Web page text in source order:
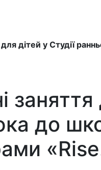
дітей у Студії
до